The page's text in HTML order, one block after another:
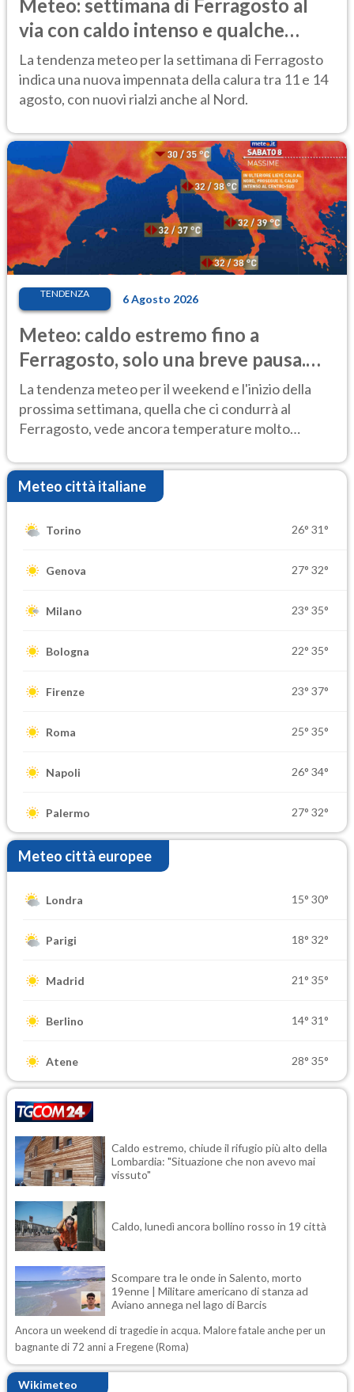
Meteo: settimana di Ferragosto al
via con caldo intenso e qualche
temporale
La tendenza meteo per la settimana di Ferragosto
indica una nuova impennata della calura tra 11 e 14
agosto, con nuovi rialzi anche al Nord.
TENDENZA 6 Agosto 2026
Meteo: caldo estremo fino a
Ferragosto, solo una breve pausa.
Ecco dove
La tendenza meteo per il weekend e l'inizio della
prossima settimana, quella che ci condurrà al
Ferragosto, vede ancora temperature molto
Meteo città italiane
Torino 26° 31°
Genova 27° 32°
Milano 23° 35°
Bologna 22° 35°
Firenze 23° 37°
Roma 25° 35°
Napoli 26° 34°
Palermo 27° 32°
Meteo città europee
Londra 15° 30°
Parigi 18° 32°
Madrid 21° 35°
Berlino 14° 31°
Atene 28° 35°
Caldo estremo, chiude il rifugio più alto della
Lombardia: "Situazione che non avevo mai
vissuto"
Caldo, lunedì ancora bollino rosso in 19 città
Scompare tra le onde in Salento, morto
19enne | Militare americano di stanza ad
Aviano annega nel lago di Barcis
Ancora un weekend di tragedie in acqua. Malore fatale anche per un
bagnante di 72 anni a Fregene (Roma)
Wikimeteo